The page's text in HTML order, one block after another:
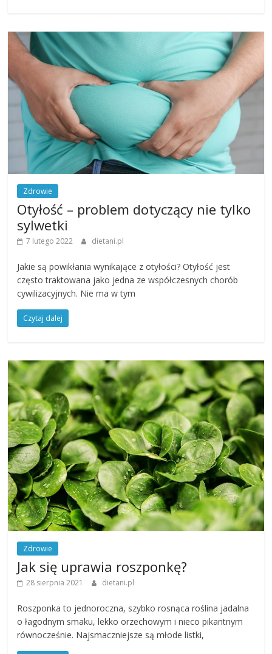
Zdrowie
Otyłość – problem dotyczący nie tylko
sylwetki
7 lutego 2022 dietani.pl
Jakie są powikłania wynikające z otyłości? Otyłość jest
często traktowana jako jedna ze współczesnych chorób
cywilizacyjnych. Nie ma w tym
Czytaj dalej
Zdrowie
Jak się uprawia roszponkę?
28 sierpnia 2021 dietani.pl
Roszponka to jednoroczna, szybko rosnąca roślina jadalna
o łagodnym smaku, lekko orzechowym i nieco pikantnym
równocześnie. Najsmaczniejsze są młode listki,